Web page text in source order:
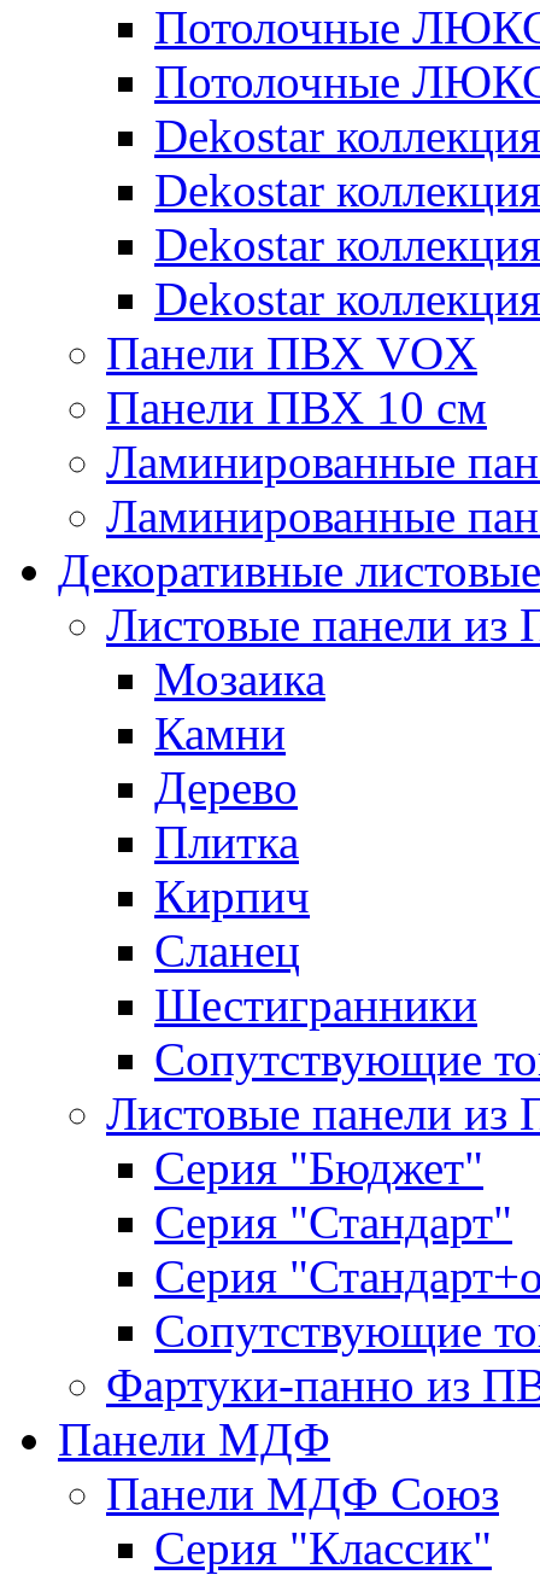
Потолочные
Потолочные
Dekostar
Dekostar
Dekostar
Dekostar
Панели ПВХ VOX
Панели ПВХ 10 см
Ламинированные
Ламинированные
Декоративные
Листовые панели из
Мозаика
Камни
Дерево
Плитка
Кирпич
Сланец
Шестигранники
Сопутствующие
Листовые панели из
Серия "Бюджет"
Серия "Стандарт"
Серия
Сопутствующие
Фартуки-панно из
Панели МДФ
Панели МДФ Союз
Серия "Классик"